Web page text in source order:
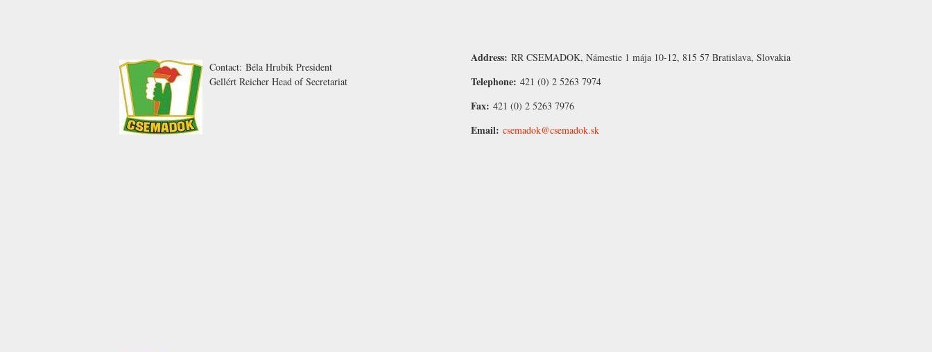
Contact: Béla Hrubík President
Gellért Reicher Head of Secretariat
Address: RR CSEMADOK, Námestie 1 mája 10-12, 815 57 Bratislava, Slovakia
Telephone: 421 (0) 2 5263 7974
Fax: 421 (0) 2 5263 7976
Email: csemadok@csemadok.sk